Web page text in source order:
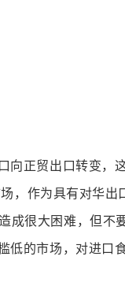
向正贸出口转变，
，作为具有对华出
成很大困难，但不
低的市场，对进口